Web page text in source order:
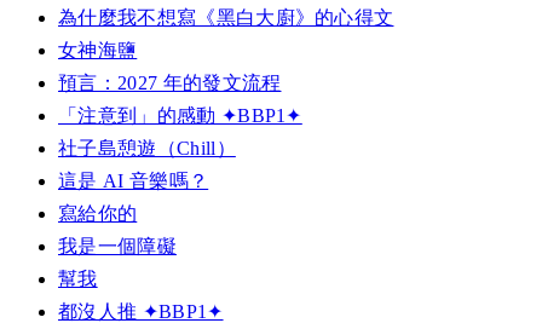
為什麼我不想寫《黑白大廚》的心得文
女神海鹽
預言：2027 年的發文流程
「注意到」的感動 ✦BBP1✦
社子島憩遊（Chill）
這是 AI 音樂嗎？
寫給你的
我是一個障礙
幫我
都沒人推 ✦BBP1✦